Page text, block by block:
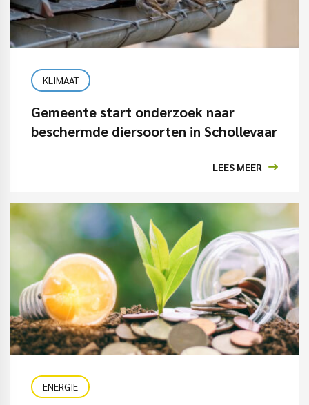
KLIMAAT
Gemeente start onderzoek naar
beschermde diersoorten in Schollevaar
LEES MEER
ENERGIE